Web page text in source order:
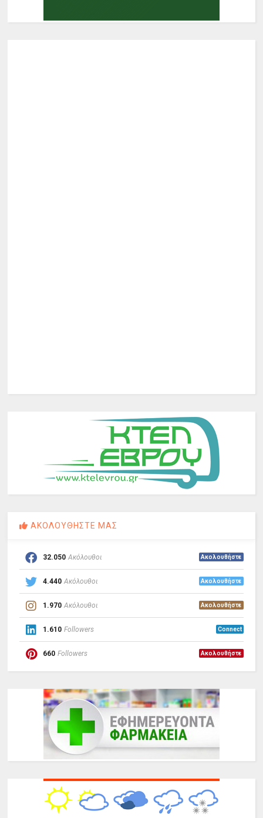
ΑΚΟΛΟΥΘΗΣΤΕ ΜΑΣ
32.050 Ακόλουθοι Ακολουθήστε
4.440 Ακόλουθοι Ακολουθήστε
1.970 Ακόλουθοι Ακολουθήστε
1.610 Followers Connect
660 Followers Ακολουθήστε